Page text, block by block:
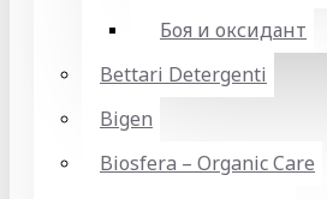
Боя и оксидант
Bettari Detergenti
Bigen
Biosfera – Organic Care